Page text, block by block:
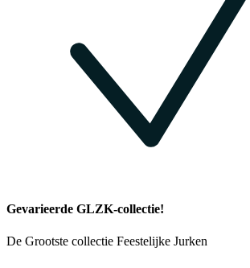
Gevarieerde GLZK-collectie!
De Grootste collectie Feestelijke Jurken